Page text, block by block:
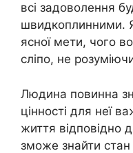
всі задоволення
швидкоплинними.
ясної мети, чого
сліпо, не
Людина повинна
цінності для неї
життя відповідно
зможе знайти